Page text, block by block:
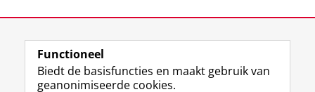
View this page in:English
Functioneel
Biedt de basisfuncties en maakt gebruik van
geanonimiseerde cookies.